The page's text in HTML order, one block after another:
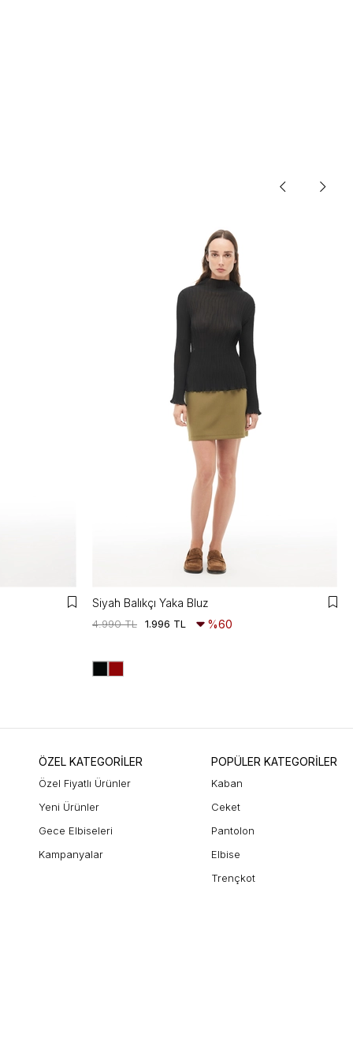
Siyah Balıkçı Yaka Bluz
1.996 TL
4.990 TL %60
ÖZEL KATEGORİLER
Özel Fiyatlı Ürünler
Yeni Ürünler
Gece Elbiseleri
Kampanyalar
POPÜLER KATEGORİLER
Kaban
Ceket
Pantolon
Elbise
Trençkot